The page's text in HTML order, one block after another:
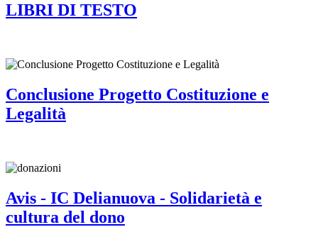
LIBRI DI TESTO
Conclusione Progetto Costituzione e
Legalità
Avis - IC Delianuova - Solidarietà e
cultura del dono